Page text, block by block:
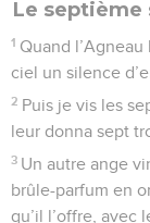
Le septième
1 Quand
ciel un silence
2 Puis je vis les
leur donna sept
3 Un autre ange
brûle-parfum en
qu’il l’offre, avec